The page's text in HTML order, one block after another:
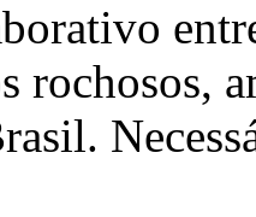
rochosos,